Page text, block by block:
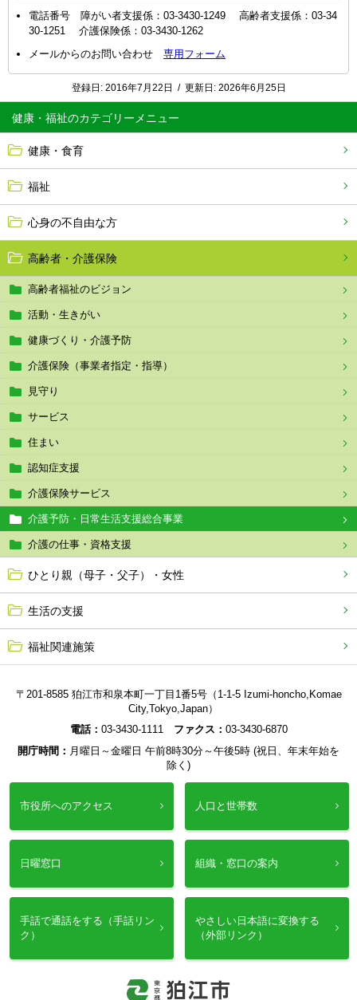
健康・福祉
健康・食育
福祉
心身の不自由な方
高齢者・介護保険
高齢者福祉のビジョン
活動・生きがい
健康づくり・介護予防
介護保険（事業者指定・指導）
見守り
サービス
住まい
認知症支援
介護保険サービス
介護予防・日常生活支援総合事業
介護の仕事・資格支援
ひとり親（母子・父子）・女性
生活の支援
福祉関連施策
電話番号 障がい者支援係：03-3430-1249 高齢者支援係：03-34
30-1251 介護保険係：03-3430-1262
メールからのお問い合わせ 専用フォーム
登録日: 2016年7月22日 / 更新日: 2026年6月25日
〒201-8585 狛江市和泉本町一丁目1番5号（1-1-5 Izumi-honcho,Komae
City,Tokyo,Japan）
電話： 03-3430-1111 ファクス： 03-3430-6870
開庁時間： 月曜日～金曜日 午前8時30分～午後5時 (祝日、年末年始を
除く)
市役所へのアクセス 人口と世帯数
日曜窓口 組織・窓口の案内
手話で通話をする（手話リン
ク）
やさしい日本語に変換する
（外部リンク）